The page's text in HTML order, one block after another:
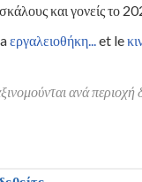
και γονείς το
εργαλειοθήκη...et le
ανά περιοχή